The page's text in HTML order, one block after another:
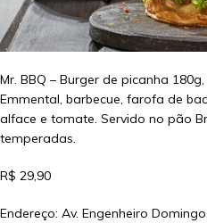
Mr. BBQ – Burger de picanha
Emmental, barbecue, farofa de
alface e tomate. Servido no pão
temperadas.
R$ 29,90
Endereço: Av. Engenheiro